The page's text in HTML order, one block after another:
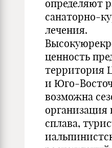
определяют
санаторно-
лечения.
ценность
территория
и Юго-
возможна
организация
сплава,